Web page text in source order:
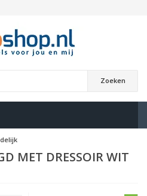
Zoeken
MET DRESSOIR WIT